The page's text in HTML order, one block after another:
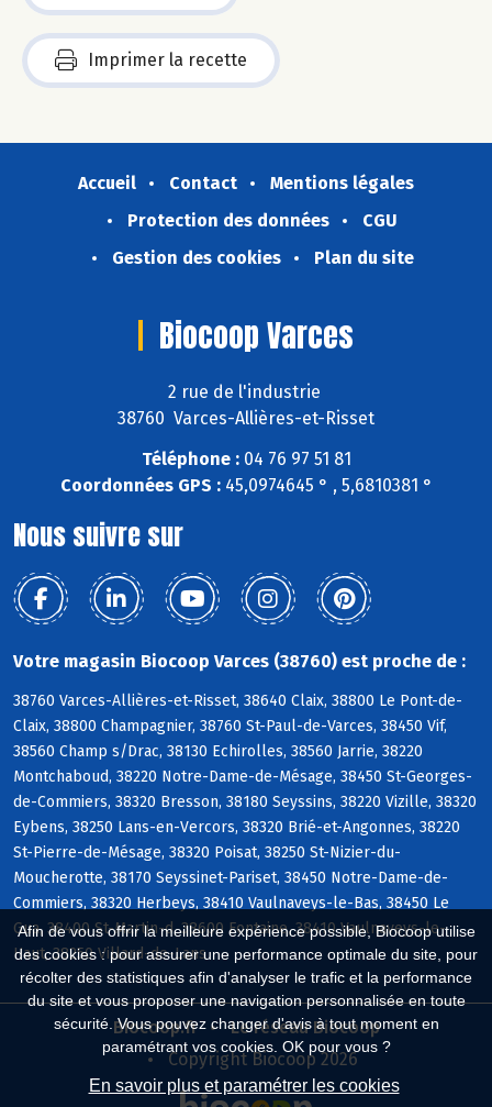
Afin de vous offrir la meilleure expérience possible, Biocoop utilise
des cookies : pour assurer une performance optimale du site, pour
récolter des statistiques afin d'analyser le trafic et la performance
du site et vous proposer une navigation personnalisée en toute
sécurité. Vous pouvez changer d'avis à tout moment en
paramétrant vos cookies. OK pour vous ?
En savoir plus et paramétrer les cookies
Imprimer la recette
Accueil Contact
Mentions légales
Protection des données
CGU
Gestion des cookies
Plan du site
Biocoop Varces
2 rue de l'industrie
38760 Varces-Allières-et-Risset
Téléphone :04 76 97 51 81
Coordonnées GPS :45,0974645 ° , 5,6810381 °
Nous suivre sur
Votre magasin Biocoop Varces (38760) est proche de :
38760 Varces-Allières-et-Risset, 38640 Claix, 38800 Le Pont-de-
Claix, 38800 Champagnier, 38760 St-Paul-de-Varces, 38450 Vif,
38560 Champ s/Drac, 38130 Echirolles, 38560 Jarrie, 38220
Montchaboud, 38220 Notre-Dame-de-Mésage, 38450 St-Georges-
de-Commiers, 38320 Bresson, 38180 Seyssins, 38220 Vizille, 38320
Eybens, 38250 Lans-en-Vercors, 38320 Brié-et-Angonnes, 38220
St-Pierre-de-Mésage, 38320 Poisat, 38250 St-Nizier-du-
Moucherotte, 38170 Seyssinet-Pariset, 38450 Notre-Dame-de-
Commiers, 38320 Herbeys, 38410 Vaulnaveys-le-Bas, 38450 Le
Gua, 38400 St-Martin-d, 38600 Fontaine, 38410 Vaulnaveys-le-
Haut, 38250 Villard-de-Lans
Biocoop.fr
Le réseau Biocoop
Copyright Biocoop 2026